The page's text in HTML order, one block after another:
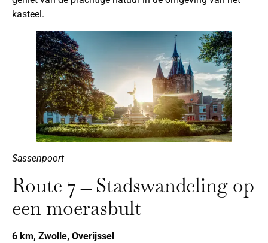
kasteel.
Sassenpoort
Route 7 ̶ Stadswandeling op
een moerasbult
6 km, Zwolle, Overijssel